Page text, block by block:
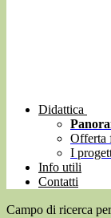
Didattica
Offerta
I
Info utili
Contatti
Campo di ricerca